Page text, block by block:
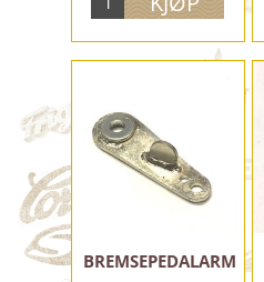
BREMSEPEDALARM